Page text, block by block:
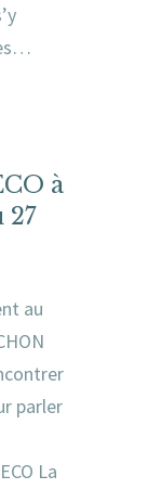
à
27
au
parler
La